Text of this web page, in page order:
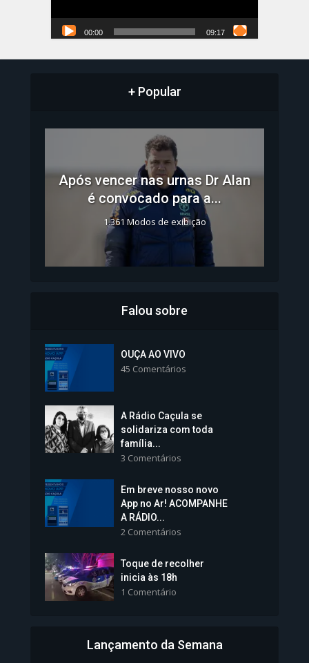
00:00 09:17
+ Popular
Após vencer nas urnas Dr Alan
é convocado para a...
1.361 Modos de exibição
Colégios da Polícia...
Vice-Prefeita Sheila Lemos
tomará posse nesta...
1.101 Modos de exibição
Bahia inicia emissão da
Falou sobre
OUÇA AO VIVO
45 Comentários
A Rádio Caçula se
solidariza com toda
família...
3 Comentários
Em breve nosso novo
App no Ar! ACOMPANHE
A RÁDIO...
2 Comentários
Toque de recolher
inicia às 18h
1 Comentário
Lançamento da Semana